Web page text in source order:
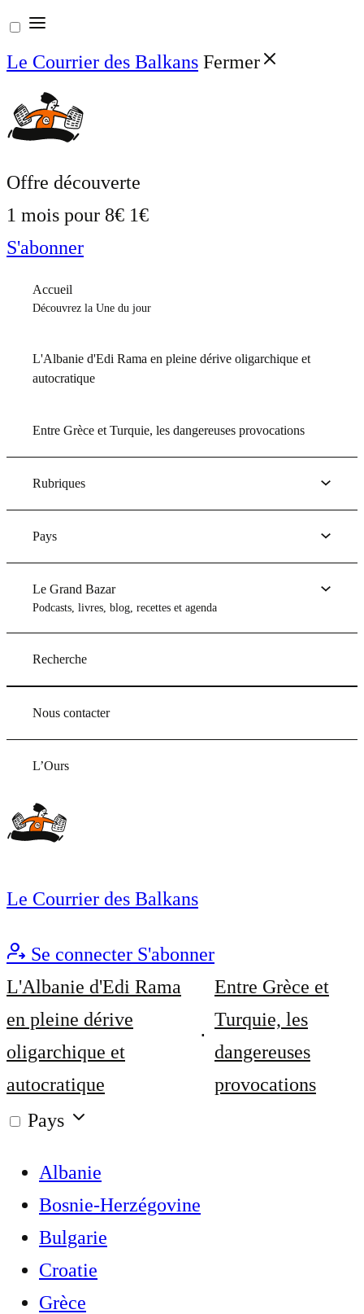
Aller
au
contenu
Le Courrier des Balkans Fermer
Offre découverte
1 mois pour 8€ 1€
S'abonner
Accueil
Découvrez la Une du jour
L'Albanie d'Edi Rama en pleine dérive oligarchique et
autocratique
Entre Grèce et Turquie, les dangereuses provocations
Rubriques
Pays
Le Grand Bazar
Podcasts, livres, blog, recettes et agenda
Recherche
Nous contacter
L’Ours
Le Courrier des Balkans
Se connecter S'abonner
L'Albanie d'Edi Rama
en pleine dérive
oligarchique et
autocratique
Entre Grèce et
Turquie, les
dangereuses
provocations
Pays
Albanie
Bosnie-Herzégovine
Bulgarie
Croatie
Grèce